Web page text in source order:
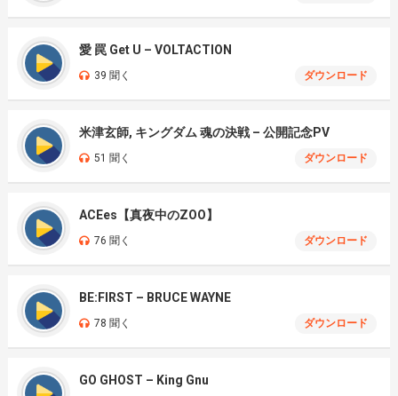
愛 罠 Get U – VOLTACTION
39 聞く ダウンロード
米津玄師, キングダム 魂の決戦 – 公開記念PV
51 聞く ダウンロード
ACEes【真夜中のZOO】
76 聞く ダウンロード
BE:FIRST – BRUCE WAYNE
78 聞く ダウンロード
GO GHOST – King Gnu